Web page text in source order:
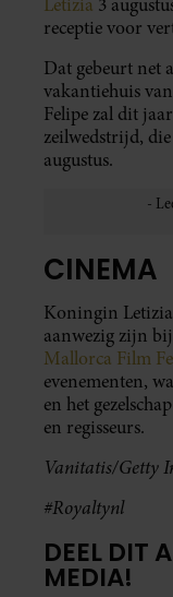
receptie voor
Dat gebeurt net
vakantiehuis
Felipe zal dit
zeilwedstrijd,
augustus.
CINEMA
Koningin
aanwezig zijn
Mallorca Film
evenementen,
en het
en regisseurs.
Vanitatis/Getty
#Royaltynl
DEEL DIT
MEDIA!